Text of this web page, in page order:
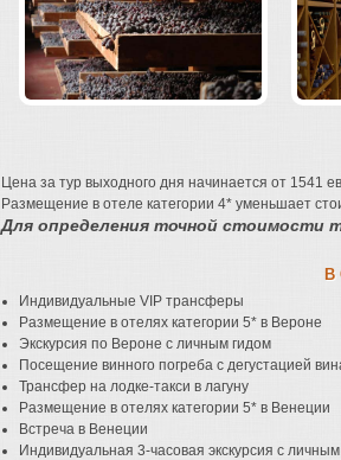
Цена за тур выходного дня начинается от 1541
Размещение в отеле категории 4* уменьшает
Для определения точной стоимости
В
Индивидуальные VIP трансферы
Размещение в отелях категории 5* в Вероне
Экскурсия по Вероне с личным гидом
Посещение винного погреба с дегустацией
Трансфер на лодке-такси в лагуну
Размещение в отелях категории 5* в Венеции
Встреча в Венеции
Индивидуальная 3-часовая экскурсия с